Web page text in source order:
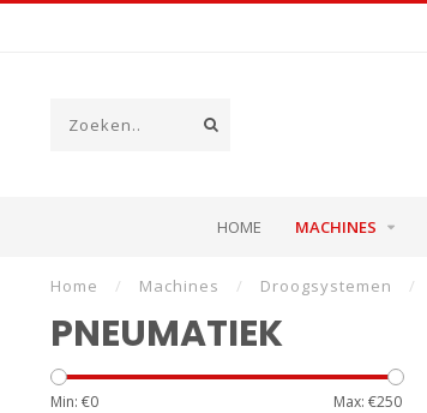
HOME MACHINES
Home / Machines / Droogsystemen /
PNEUMATIEK
Min: €0 Max: €250